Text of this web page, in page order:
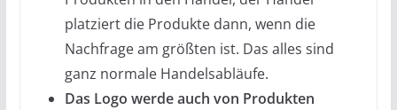
platziert die Produkte dann, wenn die
Nachfrage am größten ist. Das alles sind
ganz normale Handelsabläufe.
Das Logo werde auch von Produkten